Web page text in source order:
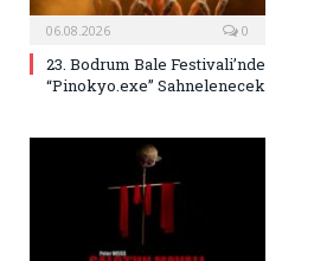
06.08.2026 0
23. Bodrum Bale Festivali’nde
“Pinokyo.exe” Sahnelenecek